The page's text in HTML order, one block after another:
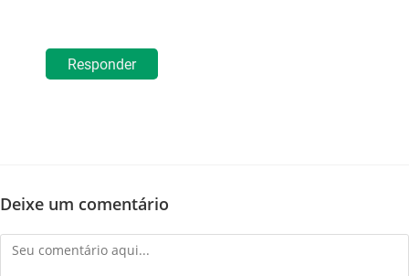
Responder
Deixe um comentário